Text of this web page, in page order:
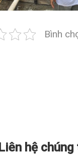
Bình
Liên hệ chúng